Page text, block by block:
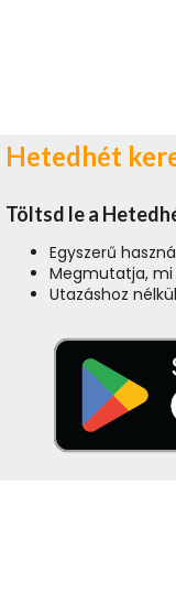
Hetedhét
Töltsd le a
Egyszerű
Megmutatja, mi
Utazáshoz